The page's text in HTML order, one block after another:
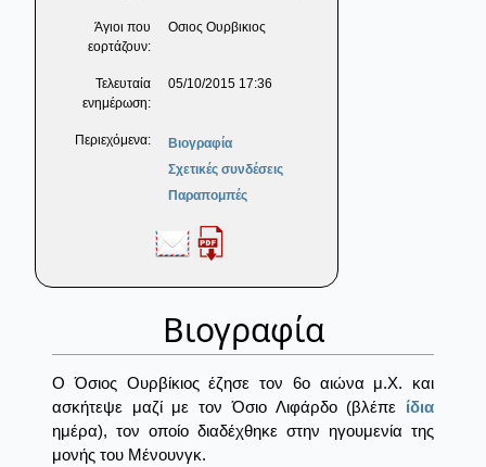
Άγιοι που
εορτάζουν:
Οσιος Ουρβικιος
Τελευταία
ενημέρωση:
05/10/2015 17:36
Περιεχόμενα:
Βιογραφία
Σχετικές συνδέσεις
Παραπομπές
Βιογραφία
Ο Όσιος Ουρβίκιος έζησε τον 6ο αιώνα μ.Χ. και
ασκήτεψε μαζί με τον Όσιο Λιφάρδο (βλέπε ίδια
ημέρα), τον οποίο διαδέχθηκε στην ηγουμενία της
μονής του Μένουνγκ.